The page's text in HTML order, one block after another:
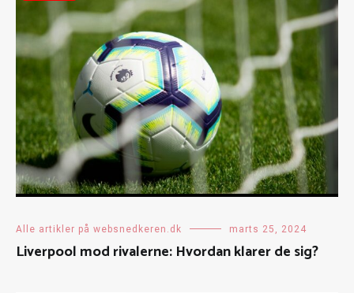
Alle artikler på websnedkeren.dk marts 25, 2024
Liverpool mod rivalerne: Hvordan klarer de sig?